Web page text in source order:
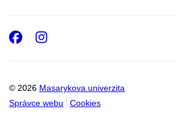
© 2026 Masarykova univerzita
Správce webu
Cookies
Facebook
Instagram